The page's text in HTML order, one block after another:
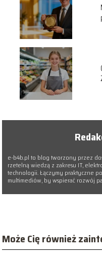
e-b4b.pl to blog tworzony przez
rzetelną wiedzą z zakresu IT,
technologii. Łączymy praktyczne
multimediów, by wspierać rozwój
Może Cię również